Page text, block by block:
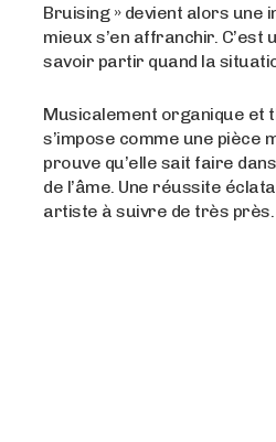
Bruising » devient alors une
mieux s’en affranchir.
savoir partir quand la
Musicalement organique et
s’impose comme une pièce
prouve qu’elle sait faire
de l’âme. Une réussite
artiste à suivre de très près.